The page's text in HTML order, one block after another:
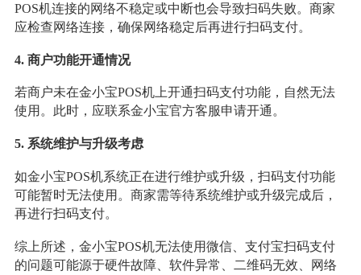
POS机连接的网络不稳定或中断也会导致扫码失败。商家
应检查网络连接，确保网络稳定后再进行扫码支付。
4. 商户功能开通情况
若商户未在金小宝POS机上开通扫码支付功能，自然无法
使用。此时，应联系金小宝官方客服申请开通。
5. 系统维护与升级考虑
如金小宝POS机系统正在进行维护或升级，扫码支付功能
可能暂时无法使用。商家需等待系统维护或升级完成后，
再进行扫码支付。
综上所述，金小宝POS机无法使用微信、支付宝扫码支付
的问题可能源于硬件故障、软件异常、二维码无效、网络